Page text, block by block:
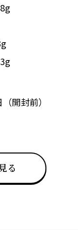
開封前）
る